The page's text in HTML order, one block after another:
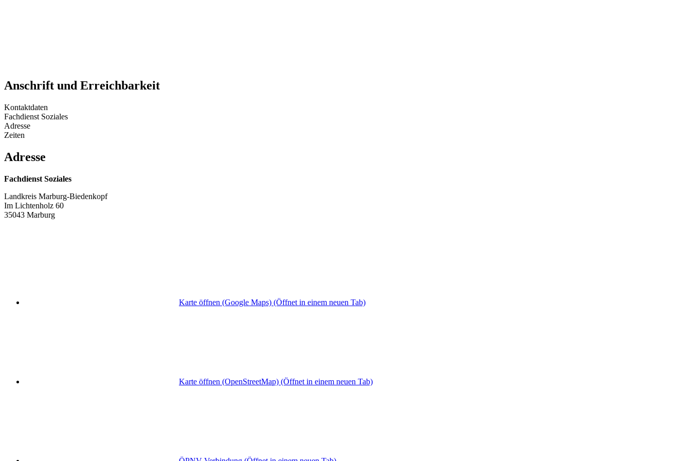
Anschrift und Erreichbarkeit
Kontaktdaten
Fachdienst Soziales
Adresse
Zeiten
Adresse
Fachdienst Soziales
Landkreis Marburg-Biedenkopf
Im Lichtenholz 60
35043 Marburg
Karte öffnen (Google Maps) (Öffnet in einem neuen Tab)
Karte öffnen (OpenStreetMap) (Öffnet in einem neuen Tab)